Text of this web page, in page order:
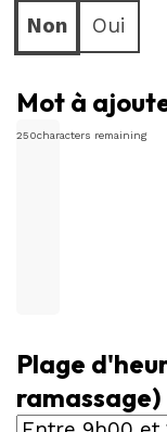
Non Oui
Mot à
250characters remaining
Plage